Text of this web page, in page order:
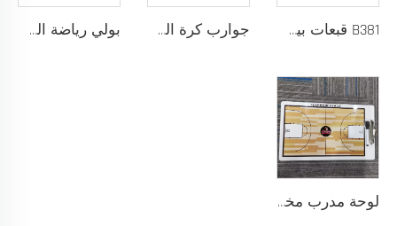
B381 قبعات بيسبول جديدة عصرية للرجال والنساء، قبعات فاخرة بتصميم أنيق، قبعة تراكر جوارب كرة السلة للرجال بتصميم شعار مخصص، جوارب قطنية طويلة من السباندكس مع لبادة عالية، عينة مجانية، خدمة تصنيع المعدات الأصلية بولي رياضة السلة بأكمام طويلة نسيج سريع الجفاف للإحماء، شعار مخصص
لوحة مدرب مخصصة من كلوريد متعدد الفينيل (PVC) 122 مع إمكانية طباعة الشعار بألوان مخصصة، تصميم متين للتدريب الرياضي والتخطيط التكتيكي